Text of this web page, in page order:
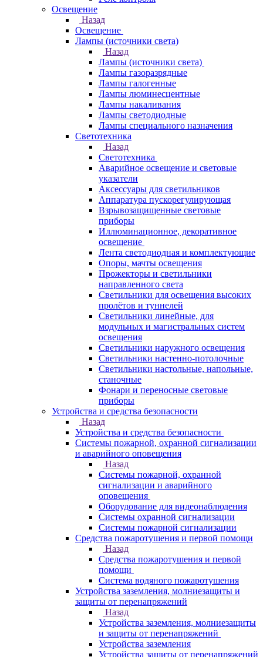
Освещение
Назад
Освещение
Лампы (источники света)
Назад
Лампы (источники света)
Лампы газоразрядные
Лампы галогенные
Лампы люминесцентные
Лампы накаливания
Лампы светодиодные
Лампы специального назначения
Светотехника
Назад
Светотехника
Аварийное освещение и световые
указатели
Аксессуары для светильников
Аппаратура пускорегулирующая
Взрывозащищенные световые
приборы
Иллюминационное, декоративное
освещение
Лента светодиодная и комплектующие
Опоры, мачты освещения
Прожекторы и светильники
направленного света
Светильники для освещения высоких
пролётов и туннелей
Светильники линейные, для
модульных и магистральных систем
освещения
Светильники наружного освещения
Светильники настенно-потолочные
Светильники настольные, напольные,
станочные
Фонари и переносные световые
приборы
Устройства и средства безопасности
Назад
Устройства и средства безопасности
Системы пожарной, охранной сигнализации
и аварийного оповещения
Назад
Системы пожарной, охранной
сигнализации и аварийного
оповещения
Оборудование для видеонаблюдения
Системы охранной сигнализации
Системы пожарной сигнализации
Средства пожаротушения и первой помощи
Назад
Средства пожаротушения и первой
помощи
Система водяного пожаротушения
Устройства заземления, молниезащиты и
защиты от перенапряжений
Назад
Устройства заземления, молниезащиты
и защиты от перенапряжений
Устройства заземления
Устройства защиты от перенапряжений